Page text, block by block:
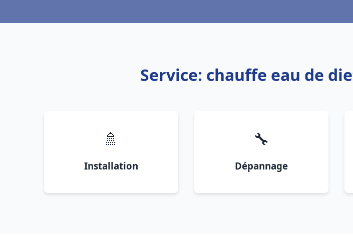
Service: chauffe eau de
🚿
Installation
🔧
Dépannage